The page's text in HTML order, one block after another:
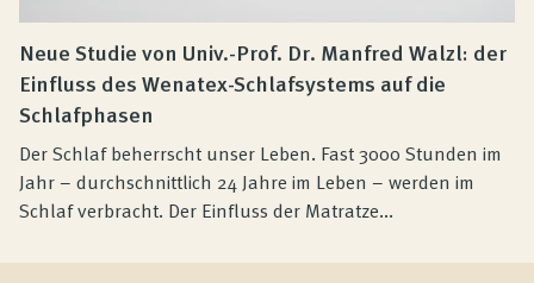
Neue Studie von Univ.-Prof. Dr. Manfred Walzl: der
Einfluss des Wenatex-Schlafsystems auf die
Schlafphasen
Der Schlaf beherrscht unser Leben. Fast 3000 Stunden im
Jahr – durchschnittlich 24 Jahre im Leben – werden im
Schlaf verbracht. Der Einfluss der Matratze...